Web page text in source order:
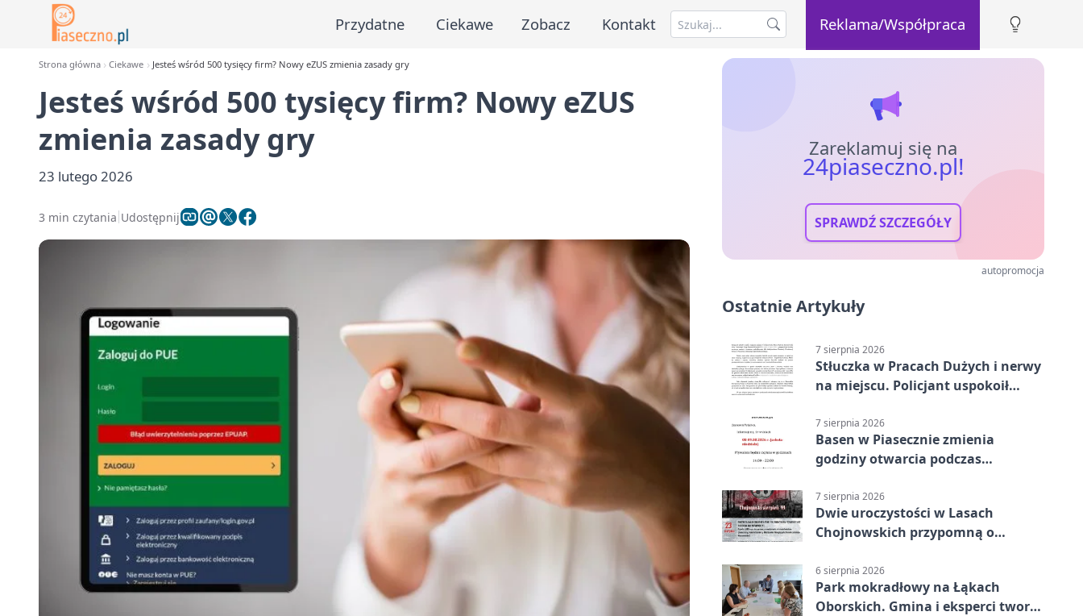
Przydatne Ciekawe Zobacz Kontakt Reklama/Współpraca
Strona główna Ciekawe Jesteś wśród 500 tysięcy firm? Nowy eZUS zmienia zasady gry
Jesteś wśród 500 tysięcy firm? Nowy eZUS
zmienia zasady gry
23 lutego 2026
3 min czytania Udostępnij
Zareklamuj się na
24piaseczno.pl!
SPRAWDŹ SZCZEGÓŁY
autopromocja
Ostatnie Artykuły
7 sierpnia 2026
Stłuczka w Pracach Dużych i nerwy
na miejscu. Policjant uspokoił
7 sierpnia 2026
Basen w Piasecznie zmienia
godziny otwarcia podczas
7 sierpnia 2026
Dwie uroczystości w Lasach
Chojnowskich przypomną o
6 sierpnia 2026
Park mokradłowy na Łąkach
Oborskich. Gmina i eksperci tworzą